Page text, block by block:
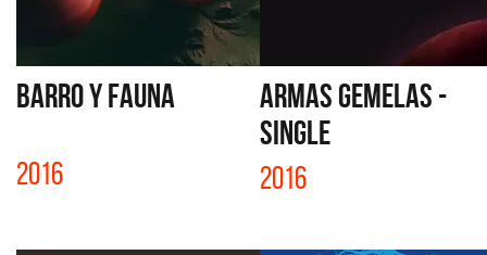
BARRO Y FAUNA
2016
ARMAS GEMELAS -
SINGLE
2016